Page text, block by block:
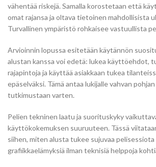
vähentää riskejä. Samalla korostetaan että
omat rajansa ja oltava tietoinen mahdollisista
Turvallinen ympäristö rohkaisee vastuullista
Arvioinnin lopussa esitetään käytännön
alustan kanssa voi edetä: lukea käyttöehdot,
rajapintoja ja käyttää asiakkaan tukea
epäselväksi. Tämä antaa lukijalle vahvan
tutkimustaan varten.
Pelien tekninen laatu ja suorituskyky
käyttökokemuksen suuruuteen. Tässä
siihen, miten alusta tukee sujuvaa pelisessiota
grafiikkaelämyksiä ilman teknisiä helppoja